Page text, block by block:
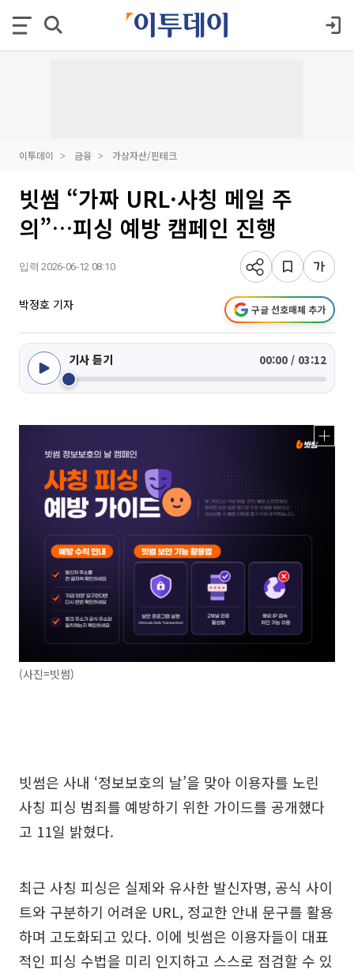
이투데이 금융 가상자산/핀테크
빗썸 “가짜 URL·사칭 메일 주
의”…피싱 예방 캠페인 진행
입력 2026-06-12 08:10
박정호 기자 구글 선호매체 추가
기사 듣기 00:00 / 03:12
(사진=빗썸)
빗썸은 사내 ‘정보보호의 날’을 맞아 이용자를 노린
사칭 피싱 범죄를 예방하기 위한 가이드를 공개했다
고 11일 밝혔다.
최근 사칭 피싱은 실제와 유사한 발신자명, 공식 사이
트와 구분하기 어려운 URL, 정교한 안내 문구를 활용
하며 고도화되고 있다. 이에 빗썸은 이용자들이 대표
적인 피싱 수법을 미리 인지하고 스스로 점검할 수 있